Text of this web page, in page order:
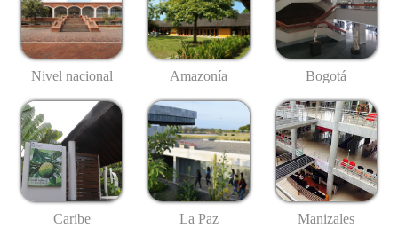
Nivel nacional Amazonía Bogotá
Caribe La Paz Manizales